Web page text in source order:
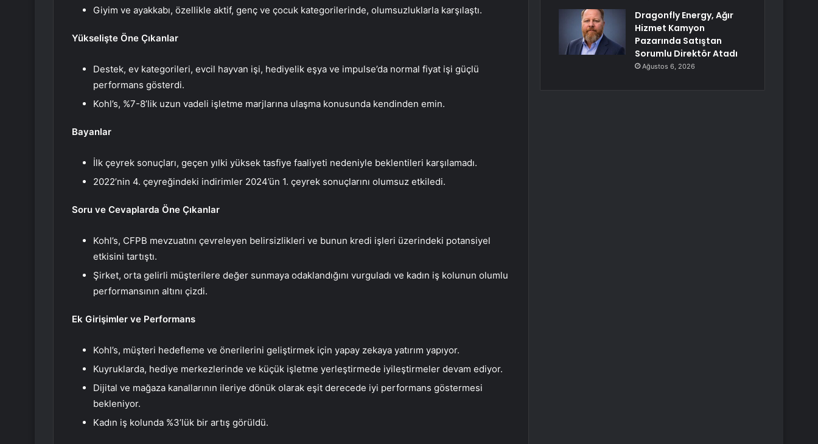
Giyim ve ayakkabı, özellikle aktif, genç ve çocuk kategorilerinde, olumsuzluklarla karşılaştı.
Yükselişte Öne Çıkanlar
Destek, ev kategorileri, evcil hayvan işi, hediyelik eşya ve impulse’da normal fiyat işi güçlü
performans gösterdi.
Kohl’s, %7-8’lik uzun vadeli işletme marjlarına ulaşma konusunda kendinden emin.
Bayanlar
İlk çeyrek sonuçları, geçen yılki yüksek tasfiye faaliyeti nedeniyle beklentileri karşılamadı.
2022’nin 4. çeyreğindeki indirimler 2024’ün 1. çeyrek sonuçlarını olumsuz etkiledi.
Soru ve Cevaplarda Öne Çıkanlar
Kohl’s, CFPB mevzuatını çevreleyen belirsizlikleri ve bunun kredi işleri üzerindeki potansiyel
etkisini tartıştı.
Şirket, orta gelirli müşterilere değer sunmaya odaklandığını vurguladı ve kadın iş kolunun olumlu
performansının altını çizdi.
Ek Girişimler ve Performans
Kohl’s, müşteri hedefleme ve önerilerini geliştirmek için yapay zekaya yatırım yapıyor.
Kuyruklarda, hediye merkezlerinde ve küçük işletme yerleştirmede iyileştirmeler devam ediyor.
Dijital ve mağaza kanallarının ileriye dönük olarak eşit derecede iyi performans göstermesi
bekleniyor.
Kadın iş kolunda %3’lük bir artış görüldü.
Dragonfly Energy, Ağır
Hizmet Kamyon
Pazarında Satıştan
Sorumlu Direktör Atadı
Ağustos 6, 2026